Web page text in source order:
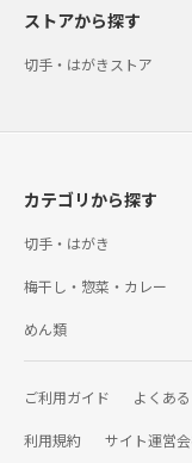
ストアから探す
切手・はがきストア
カテゴリから探す
切手・はがき
梅干し・惣菜・カレー
めん類
ご利用ガイド よくあ
利用規約 サイト運営